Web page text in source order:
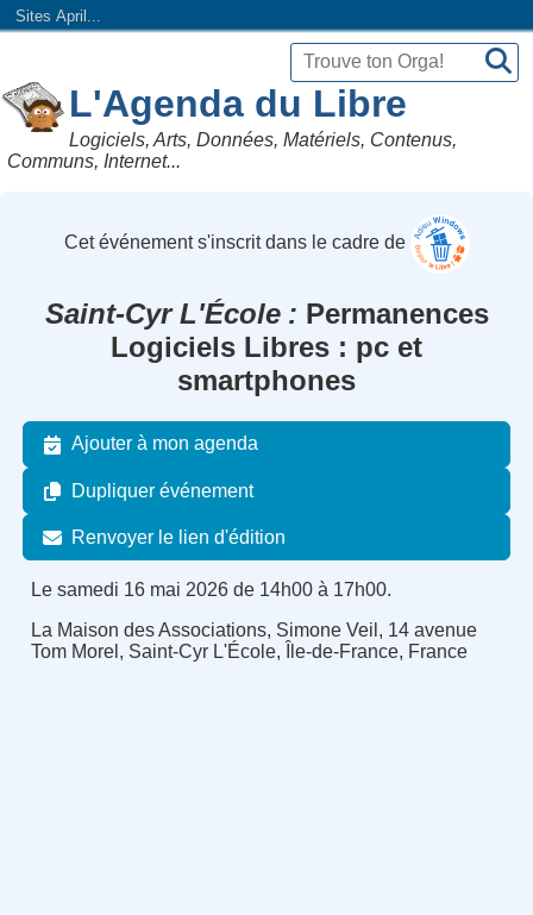
Sites April...
L'Agenda du Libre
Logiciels, Arts, Données, Matériels, Contenus,
Communs, Internet...
Cet événement s'inscrit dans le cadre de
Saint-Cyr L'École
Permanences
Logiciels Libres : pc et
smartphones
Ajouter à mon agenda
Dupliquer événement
Renvoyer le lien d'édition
Le samedi 16 mai 2026 de 14h00 à 17h00.
La Maison des Associations, Simone Veil, 14 avenue
Tom Morel, Saint-Cyr L'École, Île-de-France, France